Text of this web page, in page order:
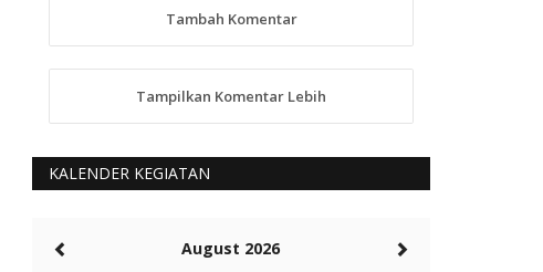
kami tindaklanjuti
5 tahun Yang lalu
88
anggy (anakkaos@gmail.com)
Sumba Barat Aman, Trmksih Pak Polisi
5 tahun Yang lalu
Rambu (rambu03@gmail.com)
Tambah Komentar
Tampilkan Komentar Lebih
KALENDER KEGIATAN
August 2026